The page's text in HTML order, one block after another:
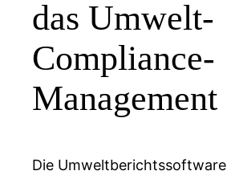
das Umwelt-
Compliance-
Management
Die Umweltberichtssoftware